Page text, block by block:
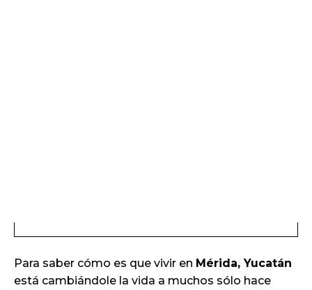
Para saber cómo es que vivir en Mérida, Yucatán
está cambiándole la vida a muchos sólo hace